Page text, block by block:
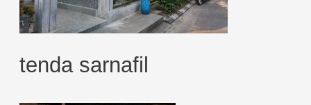
tenda sarnafil